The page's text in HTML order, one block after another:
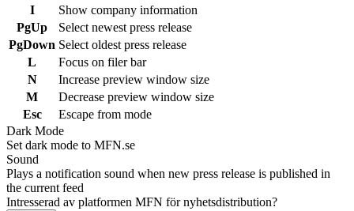
I
Show company information
PgUp
Select newest press release
PgDown Select oldest press release
L
Focus on filer bar
N
Increase preview window size
M
Decrease preview window size
Esc
Escape from mode
Dark Mode
Set dark mode to MFN.se
Sound
Plays a notification sound when new press release is published in
the current feed
Intresserad av platformen MFN för nyhetsdistribution?